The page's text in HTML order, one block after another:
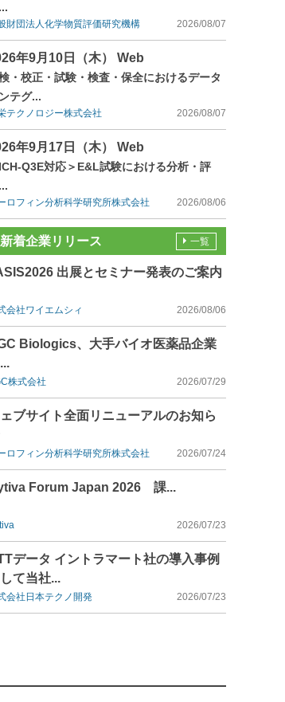
財団法人化学物質評価研究機構 2026/08/07
年9月10日（木） Web
・校正・試験・検査・保全におけるデータ
テグ...
テクノロジー株式会社 2026/08/07
年9月17日（木） Web
Q3E対応＞E&L試験における分析・評
ロフィン分析科学研究所株式会社 2026/08/06
新着企業リリース
出展とセミナー発表のご案内
会社ワイエムシィ 2026/08/06
Biologics、大手バイオ医薬品企業
株式会社 2026/07/29
ブサイト全面リニューアルのお知ら
ロフィン分析科学研究所株式会社 2026/07/24
Forum Japan 2026 課...
2026/07/23
データ イントラマート社の導入事例
て当社...
会社日本テクノ開発 2026/07/23
一覧